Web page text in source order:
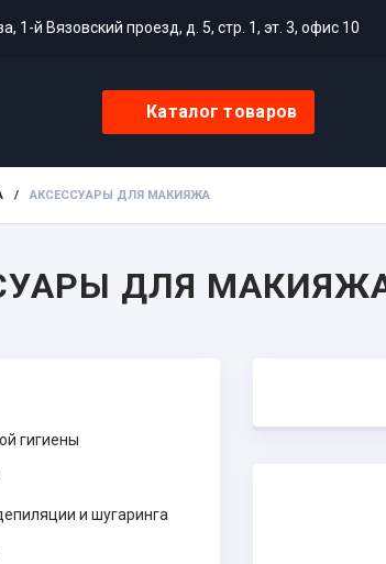
1-й Вязовский проезд, д. 5, стр. 1, эт. 3, офис 10
Каталог товаров
/ АКСЕССУАРЫ ДЛЯ МАКИЯЖА
ДЛЯ
гигиены
и шугаринга